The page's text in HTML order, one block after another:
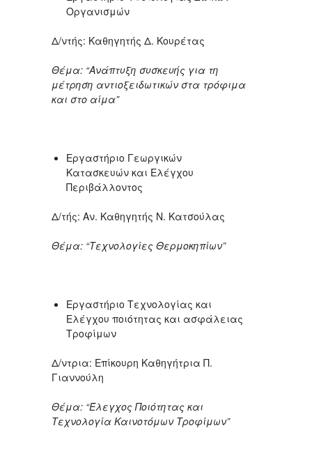
Οργανισμών
Δ/ντής: Καθηγητής Δ. Κουρέτας
Θέμα: “Ανάπτυξη συσκευής για τη
μέτρηση αντιοξειδωτικών στα τρόφιμα
και στο αίμα”
Εργαστήριο Γεωργικών
Κατασκευών και Ελέγχου
Περιβάλλοντος
Δ/τής: Αν. Καθηγητής Ν. Κατσούλας
Θέμα: “Τεχνολογίες Θερμοκηπίων”
Εργαστήριο Τεχνολογίας και
Ελέγχου ποιότητας και ασφάλειας
Τροφίμων
Δ/ντρια: Επίκουρη Καθηγήτρια Π.
Γιαννούλη
Θέμα: “Έλεγχος Ποιότητας και
Τεχνολογία Καινοτόμων Τροφίμων”